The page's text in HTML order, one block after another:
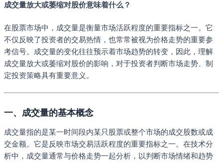
成交量放大或萎缩对股价意味着什么？
在股票市场中，成交量是衡量市场活跃程度的重要指标之一。它
不仅反映了投资者的交易热情，也常常被视为价格走势的重要参
考信号。成交量的变化往往预示着市场趋势的转变，因此，理解
成交量放大或萎缩对股价的影响，对于投资者判断市场走势、制
定投资策略具有重要意义。
一、成交量的基本概念
成交量指的是某一时间段内某只股票或整个市场的成交股数或成
交金额。它是反映市场交易活跃程度的重要指标之一。在技术分
析中，成交量通常与价格走势一起分析，以判断市场情绪和趋势